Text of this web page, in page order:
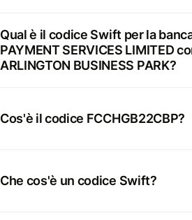
Qual è il codice Swift per la
PAYMENT SERVICES LIMITED
ARLINGTON BUSINESS PARK?
Cos'è il codice FCCHGB22CBP?
Che cos'è un codice Swift?